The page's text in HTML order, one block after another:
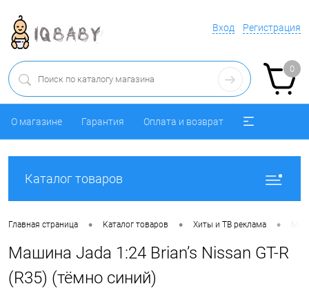
Вход Регистрация
0
О магазине Гарантия Оплата и возврат
Каталог товаров
Главная страница • Каталог товаров • Хиты и ТВ реклама •
Машина Jada 1:24 Brian’s Nissan GT-R
(R35) (тёмно синий)